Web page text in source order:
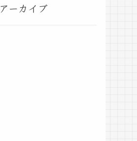
アーカイブ